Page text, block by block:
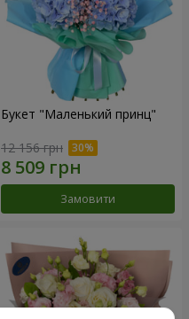
Букет "Маленький принц"
12 156 грн
Замовити